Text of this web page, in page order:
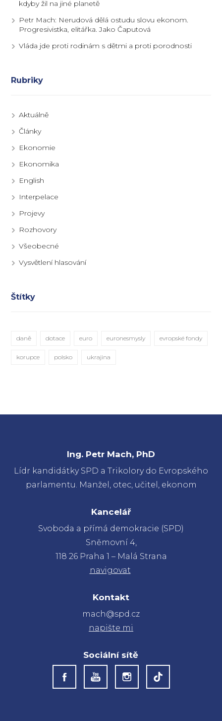
kdyby žil na jiné planetě
Petr Mach: Nerudová dělá ostudu slovu ekonom.
Progresivistka, elitářka. Jako Čaputová
Vláda jde proti rodinám s dětmi a proti porodnosti
Rubriky
Aktuálně
Články
Ekonomie
Ekonomika
English
Interpelace
Projevy
Rozhovory
Všeobecné
Vysvětlení hlasování
Štítky
daně dotace euro euronesmysly evropské fondy
korupce polsko ukrajina
Ing. Petr Mach, PhD
Lídr kandidátky SPD a Trikolory do Evropského
parlamentu. Manžel, otec, učitel, ekonom
Kancelář
Svoboda a přímá demokracie (SPD)
Sněmovní 4,
118 26 Praha 1 – Malá Strana
navigovat
Kontakt
mach@spd.cz
napište mi
Sociální sítě